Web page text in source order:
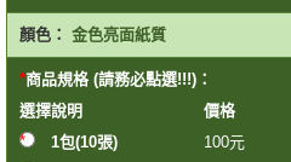
顏色： 金色亮面紙質
商品規格 (請務必點選!!!)：
選擇說明
價格
1包(10張)
100元